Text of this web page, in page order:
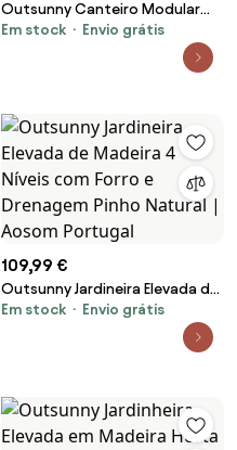
Outsunny Canteiro Modular
em Aço para Jardim Conjunto 5
Peças 245x242x31 cm Verde |
Em stock Envio grátis
109,99 €
Outsunny Jardineira Elevada de
Madeira 4 Níveis com Forro e
Em stock Envio grátis